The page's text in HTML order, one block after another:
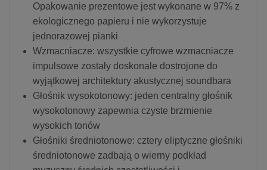
Opakowanie prezentowe jest wykonane w 97% z
ekologicznego papieru i nie wykorzystuje
jednorazowej pianki
Wzmacniacze: wszystkie cyfrowe wzmacniacze
impulsowe zostały doskonale dostrojone do
wyjątkowej architektury akustycznej soundbara
Głośnik wysokotonowy: jeden centralny głośnik
wysokotonowy zapewnia czyste brzmienie
wysokich tonów
Głośniki średniotonowe: cztery eliptyczne głośniki
średniotonowe zadbają o wierny podkład